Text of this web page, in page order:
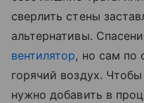
сверлить стены
альтернативы.
вентилятор, но сам по
горячий воздух.
нужно добавить в